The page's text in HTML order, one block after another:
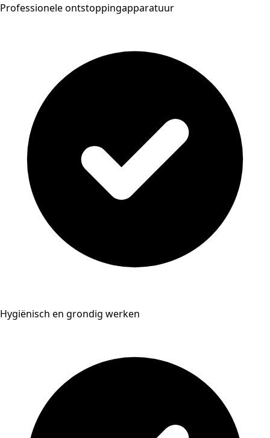
Professionele ontstoppingapparatuur
Hygiënisch en grondig werken